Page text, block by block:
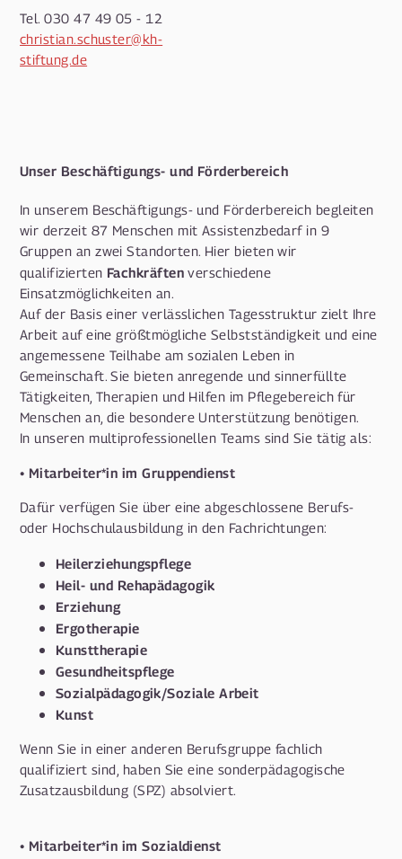
Tel. 030 47 49 05 - 12
christian.schuster@kh-
stiftung.de
Unser Beschäftigungs- und Förderbereich
In unserem Beschäftigungs- und Förderbereich begleiten
wir derzeit 87 Menschen mit Assistenzbedarf in 9
Gruppen an zwei Standorten. Hier bieten wir
qualifizierten Fachkräftenverschiedene
Einsatzmöglichkeiten an.
Auf der Basis einer verlässlichen Tagesstruktur zielt Ihre
Arbeit auf eine größtmögliche Selbstständigkeit und eine
angemessene Teilhabe am sozialen Leben in
Gemeinschaft. Sie bieten anregende und sinnerfüllte
Tätigkeiten, Therapien und Hilfen im Pflegebereich für
Menschen an, die besondere Unterstützung benötigen.
In unseren multiprofessionellen Teams sind Sie tätig als:
• Mitarbeiter*in im Gruppendienst
Dafür verfügen Sie über eine abgeschlossene Berufs-
oder Hochschulausbildung in den Fachrichtungen:
Heilerziehungspflege
Heil- und Rehapädagogik
Erziehung
Ergotherapie
Kunsttherapie
Gesundheitspflege
Sozialpädagogik/Soziale Arbeit
Kunst
Wenn Sie in einer anderen Berufsgruppe fachlich
qualifiziert sind, haben Sie eine sonderpädagogische
Zusatzausbildung (SPZ) absolviert.
• Mitarbeiter*in im Sozialdienst